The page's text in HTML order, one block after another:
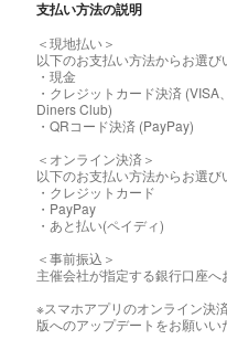
支払い方法の説明
＜現地払い＞
以下のお支払い方法からお選び
・現金
・クレジットカード決済 (VISA
Diners Club)
・QRコード決済 (PayPay)
＜オンライン決済＞
以下のお支払い方法からお選び
・クレジットカード
・PayPay
・あと払い(ペイディ)
＜事前振込＞
主催会社が指定する銀行口座へ
※スマホアプリのオンライン決
版へのアップデートをお願いい